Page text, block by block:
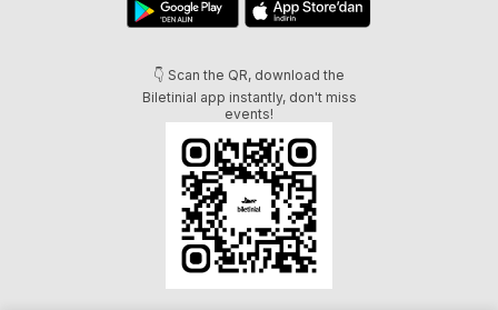
👇 Scan the QR, download the
Biletinial app instantly, don't miss
events!